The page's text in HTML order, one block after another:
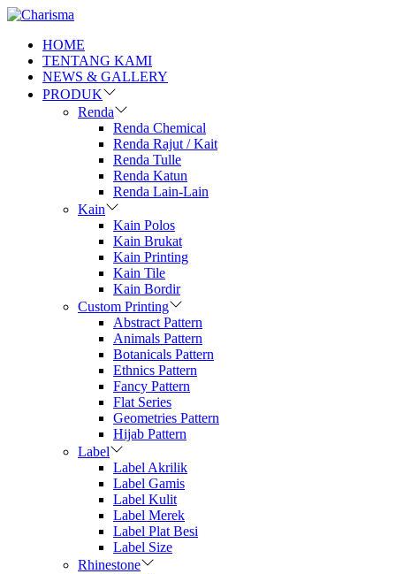
HOME
TENTANG KAMI
NEWS & GALLERY
PRODUK
Renda
Renda Chemical
Renda Rajut / Kait
Renda Tulle
Renda Katun
Renda Lain-Lain
Kain
Kain Polos
Kain Brukat
Kain Printing
Kain Tile
Kain Bordir
Custom Printing
Abstract Pattern
Animals Pattern
Botanicals Pattern
Ethnics Pattern
Fancy Pattern
Flat Series
Geometries Pattern
Hijab Pattern
Label
Label Akrilik
Label Gamis
Label Kulit
Label Merek
Label Plat Besi
Label Size
Rhinestone